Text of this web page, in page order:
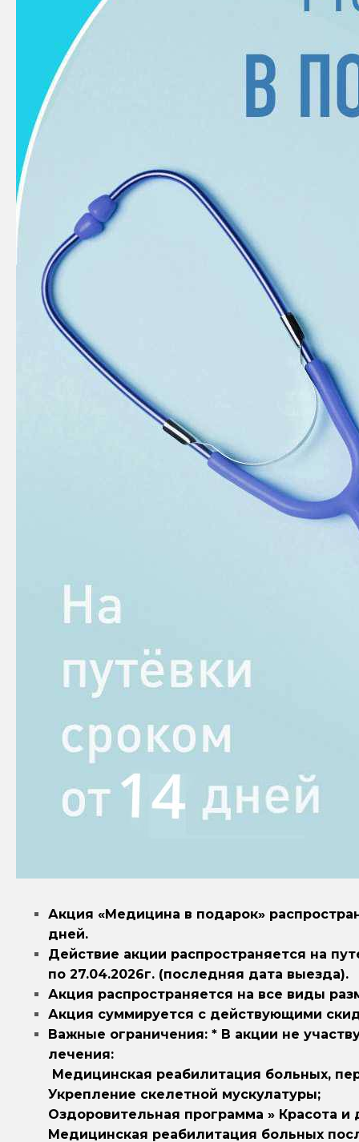
Акция «Медицина в подарок»
дней.
Действие акции распространяется на
по 27.04.2026г. (последняя дата выезда).
Акция распространяется на все виды
Акция суммируется с действующими
Важные ограничения: * В акции не
лечения:
Медицинская реабилитация больных,
Укрепление скелетной мускулатуры;
Оздоровительная программа » Красота и
Медицинская реабилитация больных